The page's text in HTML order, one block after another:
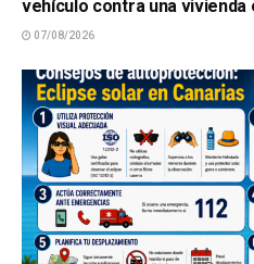
vehículo contra una vivienda
07/08/2026